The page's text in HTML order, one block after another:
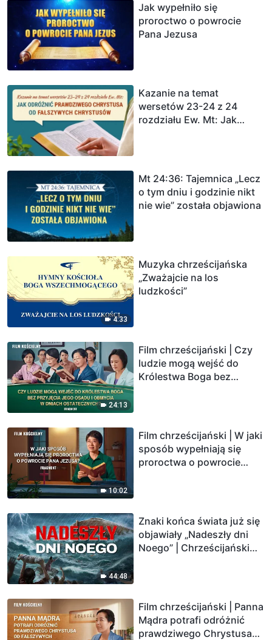
Jak wypełniło się
proroctwo o powrocie
Pana Jezusa
Kazanie na temat
wersetów 23-24 z 24
rozdziału Ew. Mt: Jak
Mt 24:36: Tajemnica „Lecz
o tym dniu i godzinie nikt
nie wie” została objawiona
4:33
Muzyka chrześcijańska
„Zważajcie na los
ludzkości”
24:13
Film chrześcijański | Czy
ludzie mogą wejść do
Królestwa Boga bez
10:02
Film chrześcijański | W jaki
sposób wypełniają się
proroctwa o powrocie
44:48
Znaki końca świata już się
objawiały „Nadeszły dni
Noego” | Chrześcijański
Film chrześcijański | Panna
Mądra potrafi odróżnić
prawdziwego Chrystusa